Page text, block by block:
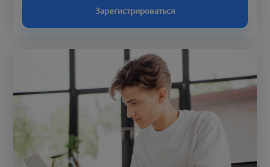
Зарегистрироваться